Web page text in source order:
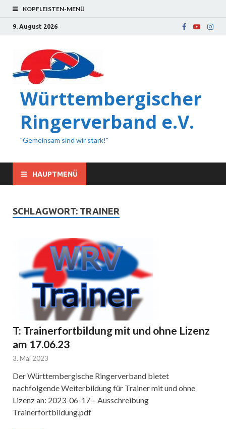
KOPFLEISTEN-MENÜ
9. August 2026
Württembergischer
Ringerverband e.V.
"Gemeinsam sind wir stark!"
HAUPTMENÜ
SCHLAGWORT: TRAINER
T: Trainerfortbildung mit und ohne Lizenz
am 17.06.23
3. Mai 2023
Der Württembergische Ringerverband bietet
nachfolgende Weiterbildung für Trainer mit und ohne
Lizenz an: 2023-06-17 – Ausschreibung
Trainerfortbildung.pdf